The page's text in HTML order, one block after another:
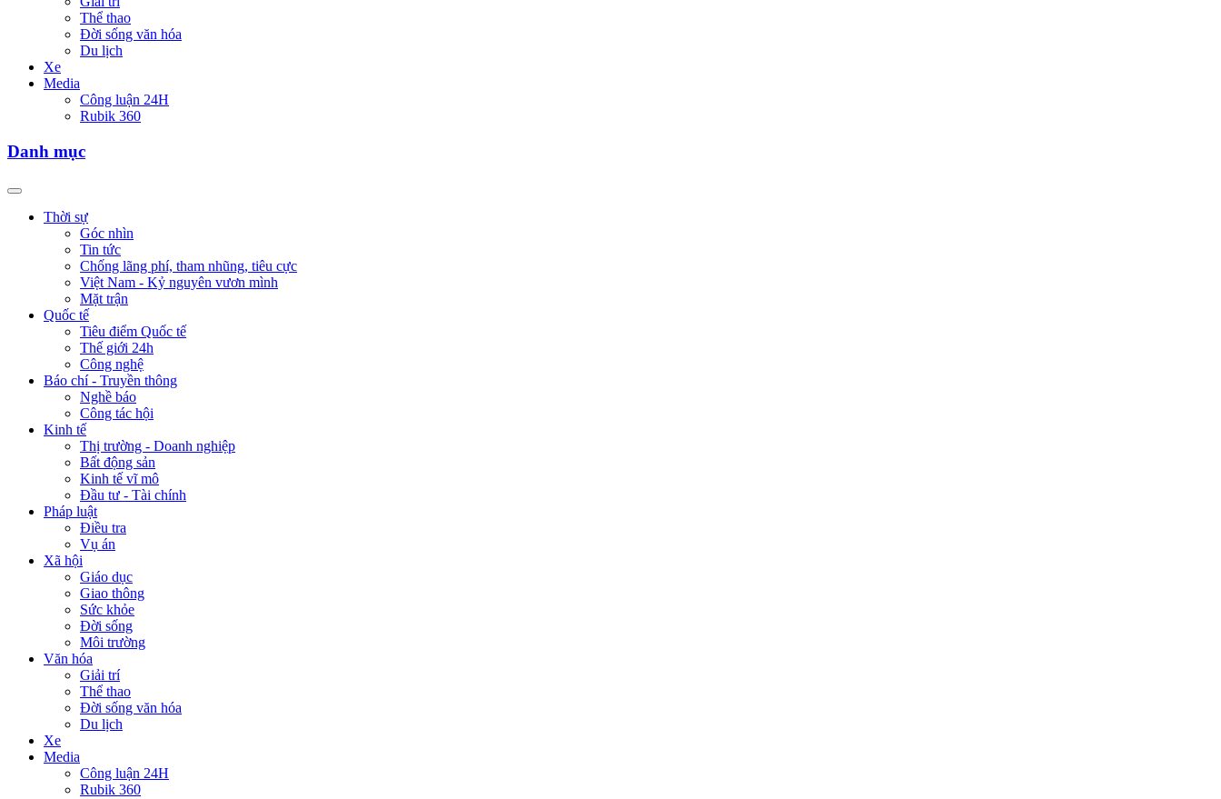
Thể thao
Đời sống văn hóa
Du lịch
Xe
Media
Công luận 24H
Rubik 360
Danh mục
Thời sự
Góc nhìn
Tin tức
Chống lãng phí, tham nhũng, tiêu cực
Việt Nam - Kỷ nguyên vươn mình
Mặt trận
Quốc tế
Tiêu điểm Quốc tế
Thế giới 24h
Công nghệ
Báo chí - Truyền thông
Nghề báo
Công tác hội
Kinh tế
Thị trường - Doanh nghiệp
Bất động sản
Kinh tế vĩ mô
Đầu tư - Tài chính
Pháp luật
Điều tra
Vụ án
Xã hội
Giáo dục
Giao thông
Sức khỏe
Đời sống
Môi trường
Văn hóa
Giải trí
Thể thao
Đời sống văn hóa
Du lịch
Xe
Media
Công luận 24H
Rubik 360